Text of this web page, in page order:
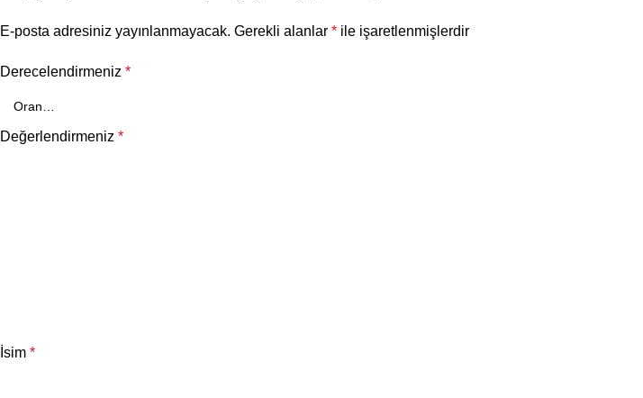
E-posta adresiniz yayınlanmayacak. Gerekli alanlar * ile işaretlenmişlerdir
Derecelendirmeniz *
Değerlendirmeniz *
İsim *